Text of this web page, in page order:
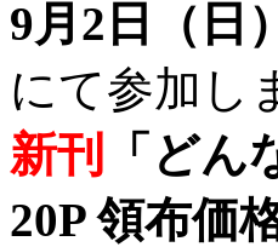
9月2日（日
にて参加し
新刊
「ど
20P 領布価